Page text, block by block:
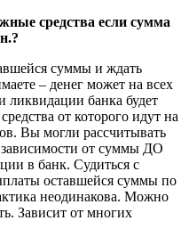
средства если сумма
суммы и ждать
– денег может на всех
ликвидации банка будет
от которого идут на
Вы могли рассчитывать
зависимости от суммы ДО
в банк. Судиться с
оставшейся суммы по
неодинакова. Можно
Зависит от многих